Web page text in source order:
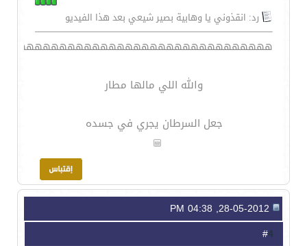
رد: انقذوني يا وهابية بصير شيعي بعد هذا الفيديو
والله اللي مالها مطار
جعل السرطان يجري في جسده
4